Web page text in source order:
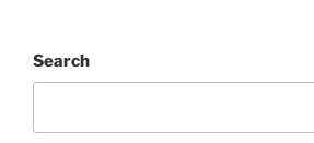
Search